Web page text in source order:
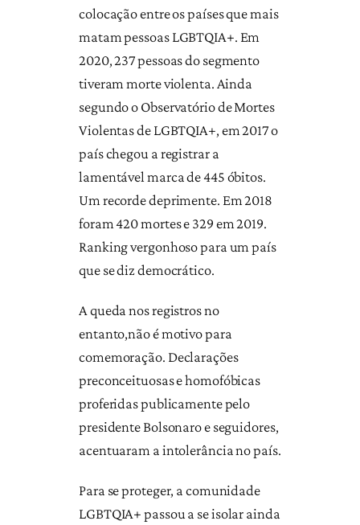
colocação entre os países que mais
matam pessoas LGBTQIA+. Em
2020, 237 pessoas do segmento
tiveram morte violenta. Ainda
segundo o Observatório de Mortes
Violentas de LGBTQIA+, em 2017 o
país chegou a registrar a
lamentável marca de 445 óbitos.
Um recorde deprimente. Em 2018
foram 420 mortes e 329 em 2019.
Ranking vergonhoso para um país
que se diz democrático.
A queda nos registros no
entanto,não é motivo para
comemoração. Declarações
preconceituosas e homofóbicas
proferidas publicamente pelo
presidente Bolsonaro e seguidores,
acentuaram a intolerância no país.
Para se proteger, a comunidade
LGBTQIA+ passou a se isolar ainda